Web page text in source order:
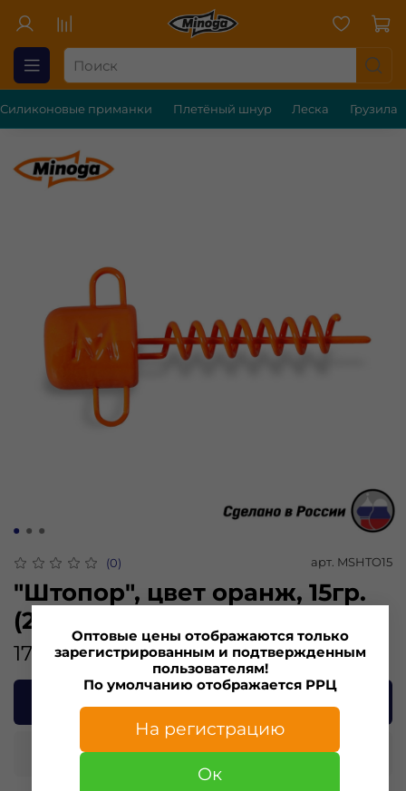
Силиконовые приманки Плетёный шнур Леска Грузила
(0) арт. MSHTO15
"Штопор", цвет оранж, 15гр.
(2шт)
175.00 ₽
В корзину
Купить в 1 клик
Оптовые цены отображаются только
зарегистрированным и подтвержденным
пользователям!
По умолчанию отображается РРЦ
На регистрацию
Ок